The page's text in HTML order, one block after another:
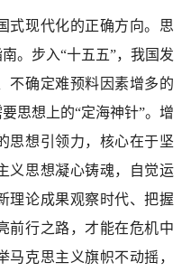
式现代化的正确方向。思
。步入“十五五”，我国发
不确定难预料因素增多的
思想上的“定海神针”。增
思想引领力，核心在于坚
义思想凝心铸魂，自觉运
理论成果观察时代、把握
前行之路，才能在危机中
克思主义旗帜不动摇，